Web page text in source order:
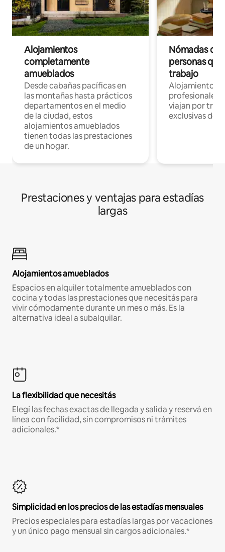
Alojamientos
completamente
amueblados
Desde cabañas pacíficas en
las montañas hasta prácticos
departamentos en el medio
de la ciudad, estos
alojamientos amueblados
tienen todas las prestaciones
de un hogar.
Nómadas
personas
trabajo
Alojamientos
profesionales
viajan por
exclusivas de
Prestaciones y ventajas para estadías
largas
Alojamientos amueblados
Espacios en alquiler totalmente amueblados con
cocina y todas las prestaciones que necesitás para
vivir cómodamente durante un mes o más. Es la
alternativa ideal a subalquilar.
La flexibilidad que necesitás
Elegí las fechas exactas de llegada y salida y reservá en
línea con facilidad, sin compromisos ni trámites
adicionales.*
Simplicidad en los precios de las estadías mensuales
Precios especiales para estadías largas por vacaciones
y un único pago mensual sin cargos adicionales.*